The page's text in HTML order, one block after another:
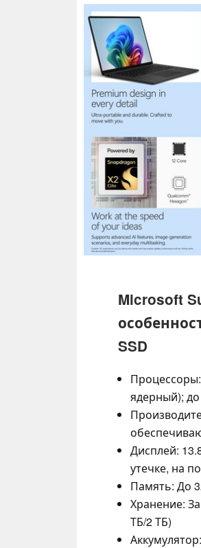
Microsoft
SSD
ядерный); до
Дисплей:
утечке, на
Память: До
Хранение:
ТБ/2 ТБ)